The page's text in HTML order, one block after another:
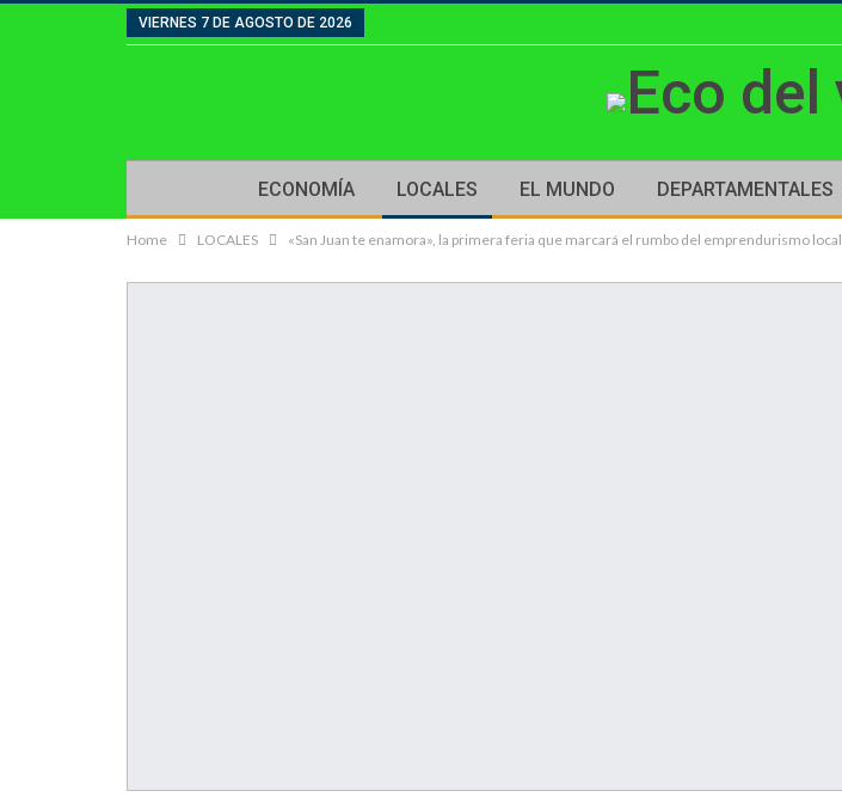
VIERNES 7 DE AGOSTO DE 2026
ECONOMÍA LOCALES EL MUNDO DEPARTAMENTALES
Home LOCALES «San Juan te enamora», la primera feria que marcará el rumbo del emprendurismo local